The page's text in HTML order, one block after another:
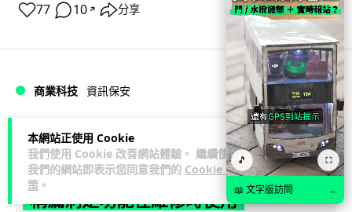
本網站正使用 Cookie
我們使用 Cookie 改善網站體驗。 繼續使用
我們的網站即表示您同意我們的 Cookie 政
策 。
77 10 ↗ 分享
商業科技 資訊保安
Vin 1 日
智博通路由器爆後門 官方緊急下架止血
稱漏洞是功能在維修時使用
🎵 ⛶
📖 文字版訪問 →